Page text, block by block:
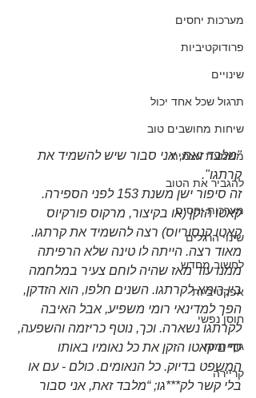
מערכות יחסים
פרודוקטיביות
שינויים
תרגול שכל אחד יכול
שיחות מחושבים טוב
משמעת עצמית
להגביר את הטוב
מערכות יחסים
שינוי הרגלים
לחשוב מחדש
אפקטיביות
חוסן נפשי
גוף ומוח
קריירה
"מלבד זאת, אני סבור שיש להשמיד את
קרתגו".
זה סיפור ישן משנת 153 לפני הספירה.
קאטו הזקן (או בקיצור, מרקוס פורקיוס
קאטו קנסוריוס) רצה להשמיד את קרתגו.
מאוד רצה. הייתה לו טינה שלא הרפיתה
ממנו עוד מאז שהיה לוחם צעיר במלחמה
בין רומא לקרתגו. השנים חלפו, הוא הזדקן,
הפך למדינאי רומי משפיע, אבל האיבה
לקרתגו נשארה. וכך, נוטף כריזמה והשפעה,
סיים קאטו הזקן את כל נאומיו באותו
המשפט בדיוק. כל הנאומים. כולם - עם או
בלי קשר לק***גו; “מלבד זאת, אני סבור